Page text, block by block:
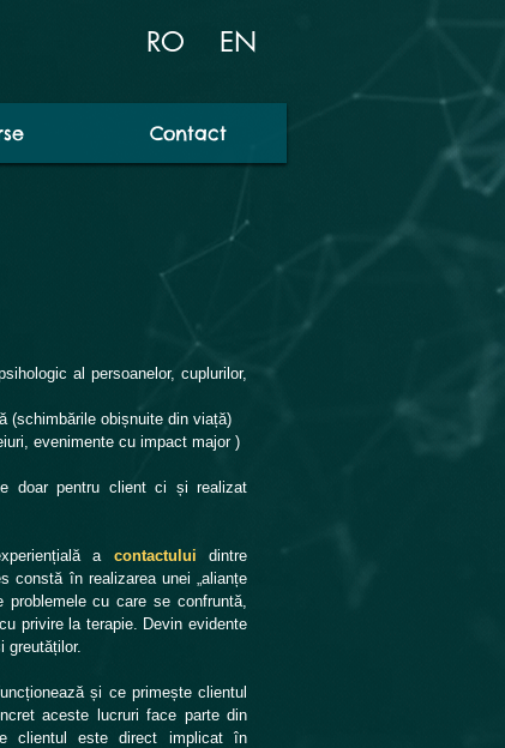
RO EN
Contact
al persoanelor, cuplurilor,
obișnuite din viață)
evenimente cu impact major )
doar pentru client ci și realizat
a contactului
dintre
constă în realizarea unei „alianțe
cu care se confruntă,
privire la terapie. Devin evidente
greutăților.
și ce primește clientul
aceste lucruri face parte din
clientul este direct implicat în